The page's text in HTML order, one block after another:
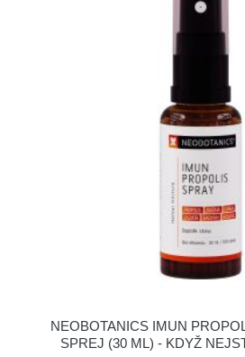
NEOBOTANICS IMUN
SPREJ (30 ML) - KDYŽ